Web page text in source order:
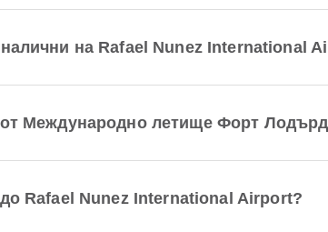
на Rafael Nunez International
Международно летище Форт
Rafael Nunez International Airport?